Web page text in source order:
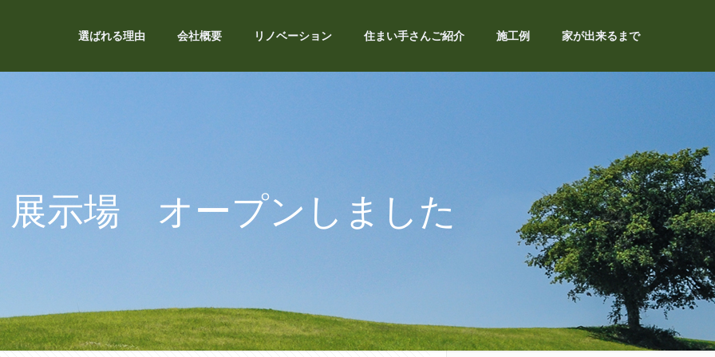
選ばれる理由 会社概要 リノベーション 住まい手さんご紹介 施工例 家が出来るまで
展示場 オープンしました